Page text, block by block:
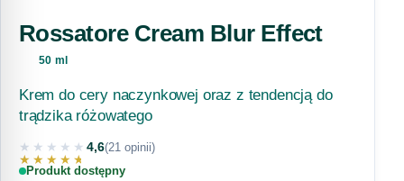
Rossatore Cream Blur Effect
50 ml
Krem do cery naczynkowej oraz z tendencją do
trądzika różowatego
★★★★★
★★★★★
4,6(21 opinii)
Produkt dostępny